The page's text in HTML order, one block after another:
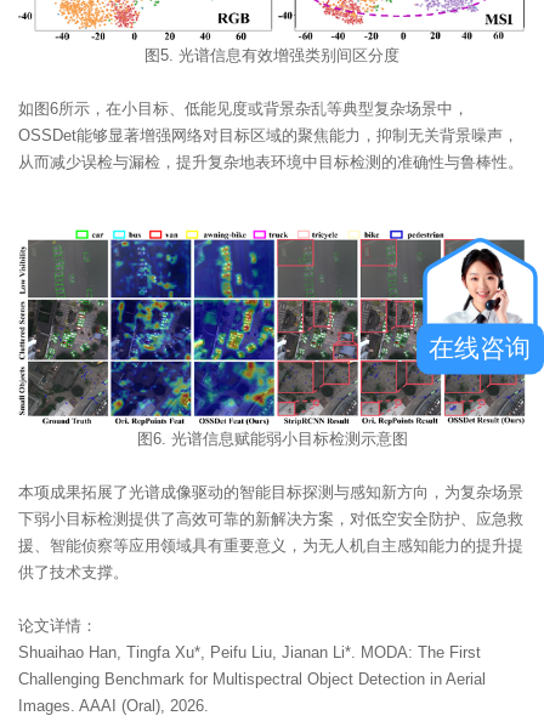
图5. 光谱信息有效增强类别间区分度
如图6所示，在小目标、低能见度或背景杂乱等典型复杂场景中，
OSSDet能够显著增强网络对目标区域的聚焦能力，抑制无关背景噪声，
从而减少误检与漏检，提升复杂地表环境中目标检测的准确性与鲁棒性。
图6. 光谱信息赋能弱小目标检测示意图
本项成果拓展了光谱成像驱动的智能目标探测与感知新方向，为复杂场景
下弱小目标检测提供了高效可靠的新解决方案，对低空安全防护、应急救
援、智能侦察等应用领域具有重要意义，为无人机自主感知能力的提升提
供了技术支撑。
论文详情：
Shuaihao Han, Tingfa Xu*, Peifu Liu, Jianan Li*. MODA: The First
Challenging Benchmark for Multispectral Object Detection in Aerial
Images. AAAI (Oral), 2026.
在线咨询